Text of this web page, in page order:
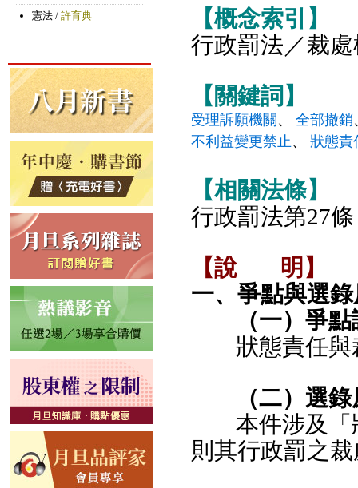
【概念索引】
行政罰法／裁
【關鍵詞】
受理訴願機關 、 全部撤銷
不利益變更禁止、 狀態責
【相關法條】
行政罰法第27
【說
明】
一、爭點與選
（一）爭
狀態責任
（二）選
本件涉及
則其行政罰之